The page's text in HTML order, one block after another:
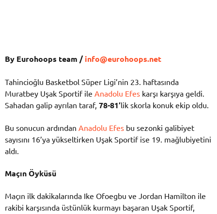
By Eurohoops team /info@eurohoops.net
Tahincioğlu Basketbol Süper Ligi’nin 23. haftasında
Muratbey Uşak Sportif ile Anadolu Efes karşı karşıya geldi.
Sahadan galip ayrılan taraf, 78-81′lik skorla konuk ekip oldu.
Bu sonucun ardından Anadolu Efes bu sezonki galibiyet
sayısını 16’ya yükseltirken Uşak Sportif ise 19. mağlubiyetini
aldı.
Maçın Öyküsü
Maçın ilk dakikalarında Ike Ofoegbu ve Jordan Hamilton ile
rakibi karşısında üstünlük kurmayı başaran Uşak Sportif,